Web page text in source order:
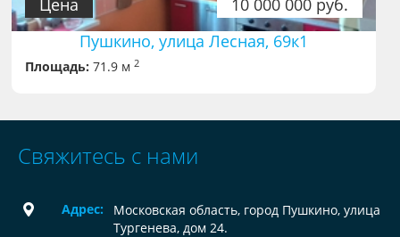
10 000 000 руб.
Цена
Пушкино, улица Лесная, 69к1
Площадь: 71.9 м2
Свяжитесь с нами
Адрес:
Московская область, город Пушкино, улица
Тургенева, дом 24.